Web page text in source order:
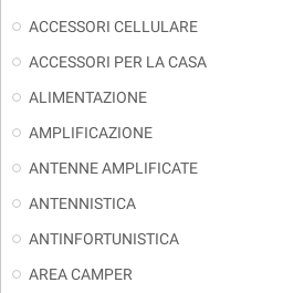
ACCESSORI CELLULARE
ACCESSORI PER LA CASA
ALIMENTAZIONE
AMPLIFICAZIONE
ANTENNE AMPLIFICATE
ANTENNISTICA
ANTINFORTUNISTICA
AREA CAMPER